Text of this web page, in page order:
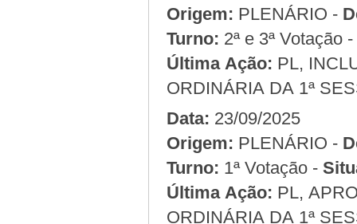
Origem:
PLENÁRIO -
Turno:
2ª e 3ª Votação -
Última Ação: PL,
ORDINÁRIA DA 1ª
Data: 23/09/2025
Origem:
PLENÁRIO -
Turno:
1ª Votação -
Última Ação: PL,
ORDINÁRIA DA 1ª